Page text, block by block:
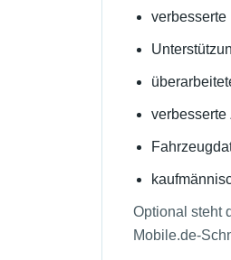
verbesserte
verbesserte
Optional steht
Mobile.de-